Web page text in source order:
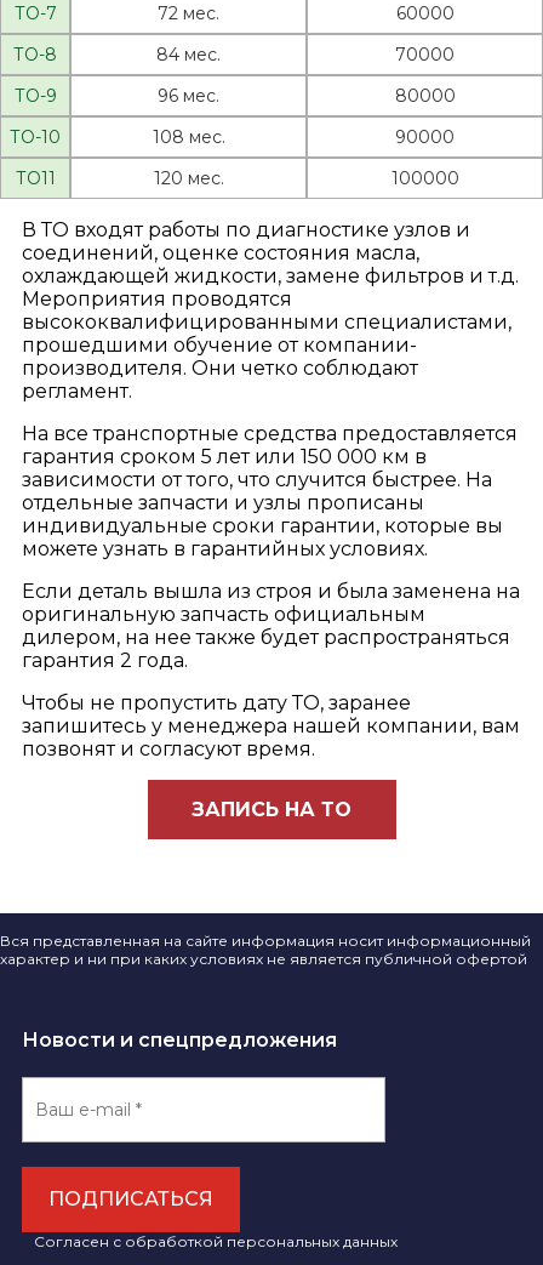
ТО-7
ТО-8
ТО-9
ТО-10
ТО11
72 мес.
84 мес.
96 мес.
108 мес.
120 мес.
60000
70000
80000
90000
100000
В ТО входят работы по диагностике узлов и
соединений, оценке состояния масла,
охлаждающей жидкости, замене фильтров и т.д.
Мероприятия проводятся
высококвалифицированными специалистами,
прошедшими обучение от компании-
производителя. Они четко соблюдают
регламент.
На все транспортные средства предоставляется
гарантия сроком 5 лет или 150 000 км в
зависимости от того, что случится быстрее. На
отдельные запчасти и узлы прописаны
индивидуальные сроки гарантии, которые вы
можете узнать в гарантийных условиях.
Если деталь вышла из строя и была заменена на
оригинальную запчасть официальным
дилером, на нее также будет распространяться
гарантия 2 года.
Чтобы не пропустить дату ТО, заранее
запишитесь у менеджера нашей компании, вам
позвонят и согласуют время.
ЗАПИСЬ НА ТО
Вся представленная на сайте информация носит информационный
характер и ни при каких условиях не является публичной офертой
Новости и спецпредложения
ПОДПИСАТЬСЯ
Согласен с обработкой персональных данных